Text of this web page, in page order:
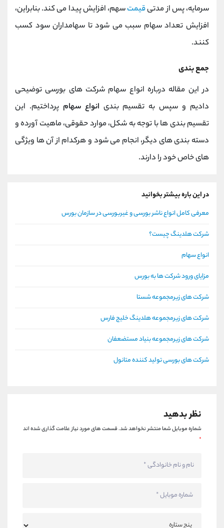
سرمایه، پس از مدتیقیمتسهم، افزایش پیدا می کند. بنابراین،
افزایش تعداد سهام سبب می شود تا سهامداران سود کسب
کنند.
جمع بندی
در این مقاله درباره انواع سهام شرکت های بورسی توضیحی
دادیم و سپس به تقسیم بندی انواع سهام پرداختیم. این
تقسیم بندی ها با توجه به شکل، موارد حقوقی، ماهیت آورده و
دسته بندی های دیگر، انجام می شود و هرکدام از آن ها ویژگی
های خاص خود را دارند.
در این باره بیشتر بخوانید
معرفی کامل انواع ناشر بورسی و غیربورسی در سازمان بورس
شرکت هلدینگ چیست؟
انواع سهام
مزایای ورود شرکت ها به بورس
شرکت های زیرمجموعه شستا
شرکت های زیرمجموعه هلدینگ خلیج فارس
شرکت های زیرمجموعه بنیاد مستضعفان
شرکت های بورسی تولید کننده متانول
نظر بدهید
شماره موبایل شما منتشر نخواهد شد.قسمت های مورد نیاز علامت گذاری شده اند
*